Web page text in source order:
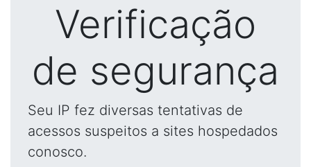
Verificação
de segurança
Seu IP fez diversas tentativas de
acessos suspeitos a sites hospedados
conosco.